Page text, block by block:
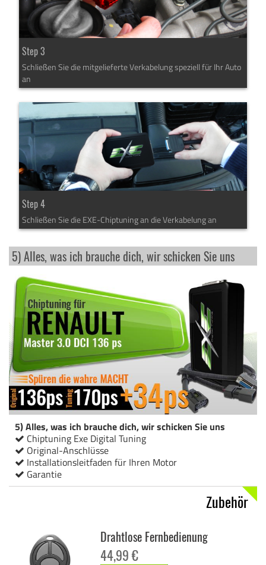
Step 3
Schließen Sie die mitgelieferte Verkabelung speziell für Ihr Auto
an
Step 4
Schließen Sie die EXE-Chiptuning an die Verkabelung an
5) Alles, was ich brauche dich, wir schicken Sie uns
5) Alles, was ich brauche dich, wir schicken Sie uns
Chiptuning Exe Digital Tuning
Original-Anschlüsse
Installationsleitfaden für Ihren Motor
Garantie
Zubehör
Drahtlose Fernbedienung
44,99 €